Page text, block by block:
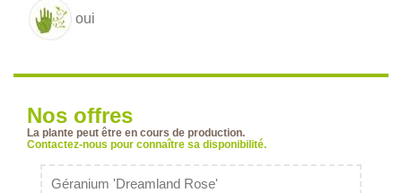
oui
Nos offres
La plante peut être en cours de production.
Contactez-nous pour connaître sa disponibilité.
Géranium 'Dreamland Rose'